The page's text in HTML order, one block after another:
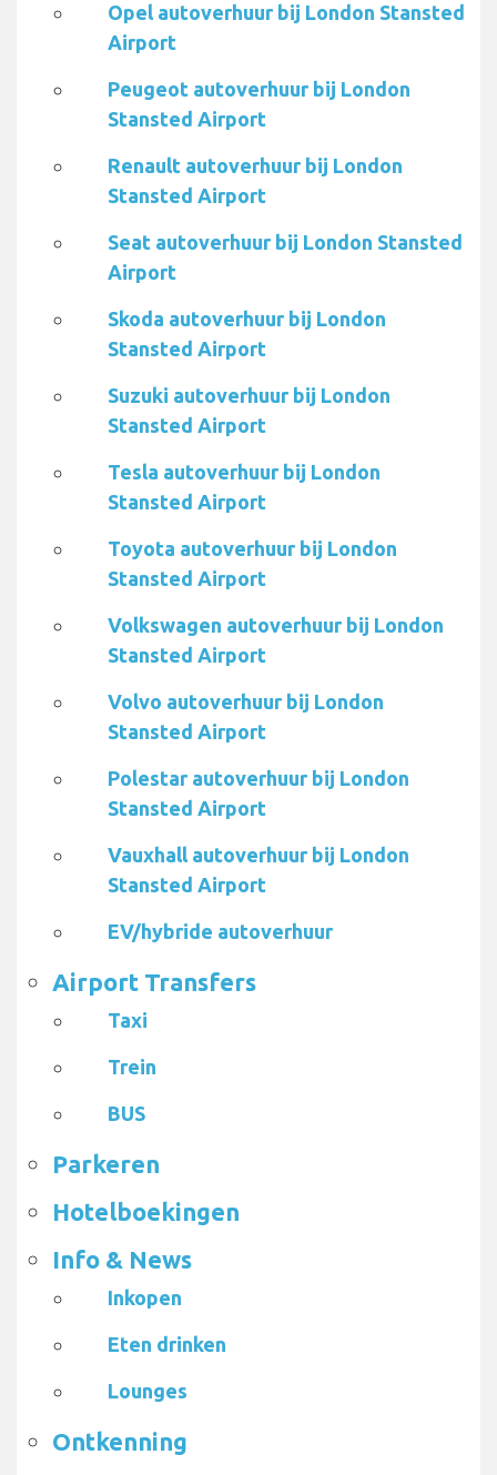
Opel autoverhuur bij London Stansted
Airport
Peugeot autoverhuur bij London
Stansted Airport
Renault autoverhuur bij London
Stansted Airport
Seat autoverhuur bij London Stansted
Airport
Skoda autoverhuur bij London
Stansted Airport
Suzuki autoverhuur bij London
Stansted Airport
Tesla autoverhuur bij London
Stansted Airport
Toyota autoverhuur bij London
Stansted Airport
Volkswagen autoverhuur bij London
Stansted Airport
Volvo autoverhuur bij London
Stansted Airport
Polestar autoverhuur bij London
Stansted Airport
Vauxhall autoverhuur bij London
Stansted Airport
EV/hybride autoverhuur
Airport Transfers
Taxi
Trein
BUS
Parkeren
Hotelboekingen
Info & News
Inkopen
Eten drinken
Lounges
Ontkenning